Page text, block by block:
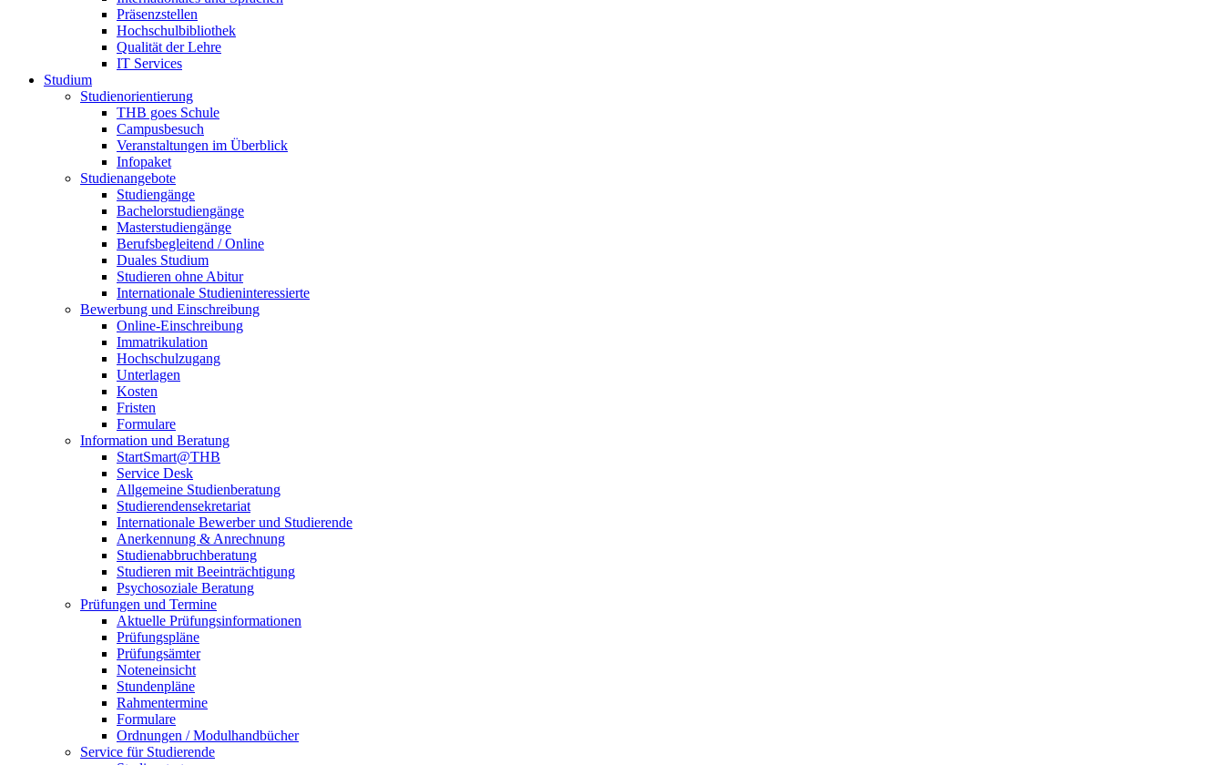
Präsenzstellen
Hochschulbibliothek
Qualität der Lehre
IT Services
Studium
Studienorientierung
THB goes Schule
Campusbesuch
Veranstaltungen im Überblick
Infopaket
Studienangebote
Studiengänge
Bachelorstudiengänge
Masterstudiengänge
Berufsbegleitend / Online
Duales Studium
Studieren ohne Abitur
Internationale Studieninteressierte
Bewerbung und Einschreibung
Online-Einschreibung
Immatrikulation
Hochschulzugang
Unterlagen
Kosten
Fristen
Formulare
Information und Beratung
StartSmart@THB
Service Desk
Allgemeine Studienberatung
Studierendensekretariat
Internationale Bewerber und Studierende
Anerkennung & Anrechnung
Studienabbruchberatung
Studieren mit Beeinträchtigung
Psychosoziale Beratung
Prüfungen und Termine
Aktuelle Prüfungsinformationen
Prüfungspläne
Prüfungsämter
Noteneinsicht
Stundenpläne
Rahmentermine
Formulare
Ordnungen / Modulhandbücher
Service für Studierende